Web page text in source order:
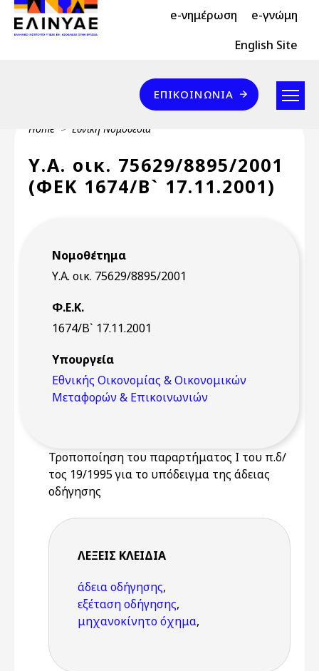
Skip to main content
Header Top 2 e-νημέρωση e-γνώμη
Header Top English Site
Επικοινωνία
ΕΠΙΚΟΙΝΩΝΊΑ
Breadcrumb
Home Εθνική Νομοθεσία
Υ.Α. οικ. 75629/8895/2001
(ΦΕΚ 1674/Β` 17.11.2001)
Νομοθέτημα
Υ.Α. οικ. 75629/8895/2001
Φ.Ε.Κ.
1674/Β` 17.11.2001
Υπουργεία
Εθνικής Οικονομίας & Οικονομικών
Μεταφορών & Επικοινωνιών
Τροποποίηση του παραρτήματος Ι του π.δ/
τος 19/1995 για το υπόδειγμα της άδειας
οδήγησης
ΛΈΞΕΙΣ KΛΕΙΔΙΆ
άδεια οδήγησης,
εξέταση οδήγησης,
μηχανοκίνητο όχημα,